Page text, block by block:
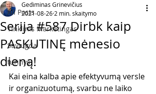
All Posts
Tinklinis Marketingas
Saviugda
turinys
Serija #587 Dirbk kaip
PASKUTINĘ mėnesio
dieną!
Gediminas Grinevičius
2021-08-26 2 min. skaitymo
Kai eina kalba apie efektyvumą versle
ir organizuotumą, svarbu ne laiko